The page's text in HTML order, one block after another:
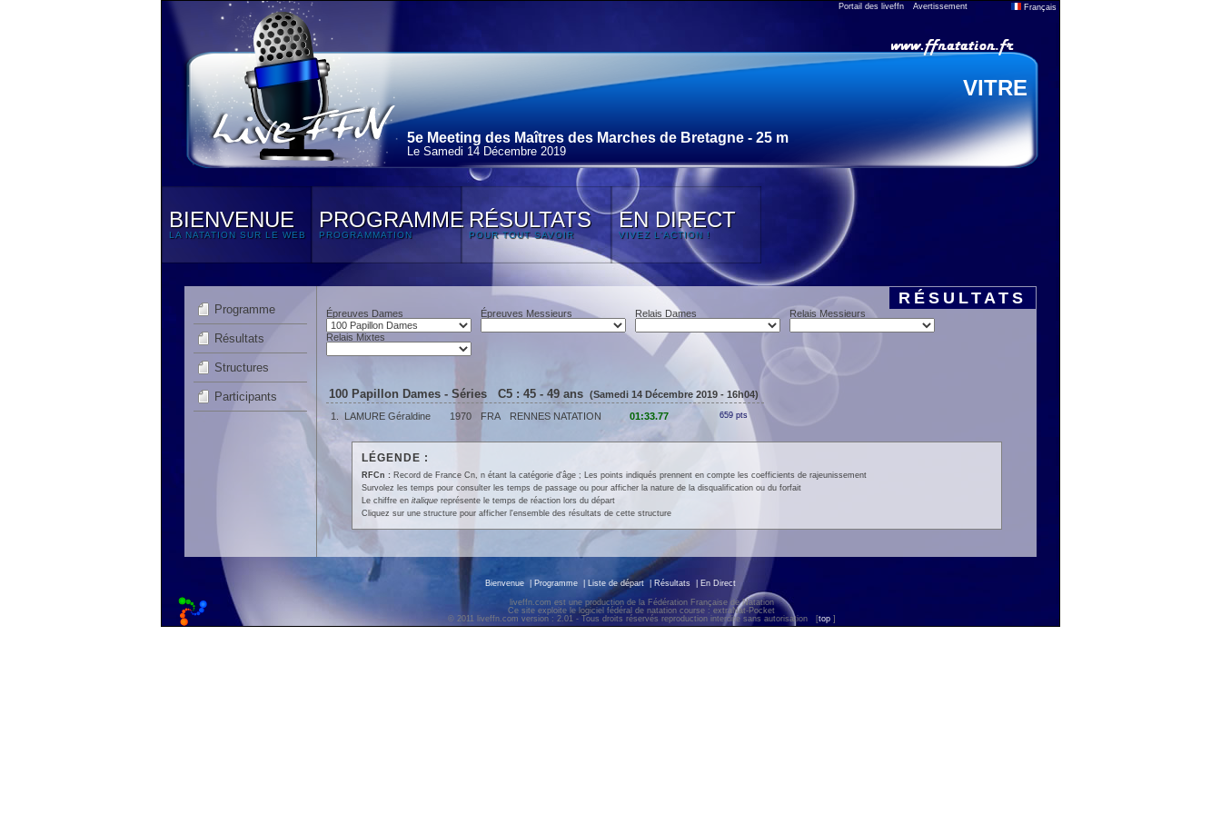
Portail des liveffn Avertissement Français
VITRE
5e Meeting des Maîtres des Marches de Bretagne - 25 m
Le Samedi 14 Décembre 2019
BIENVENUE
LA NATATION SUR LE WEB
PROGRAMME
PROGRAMMATION
RÉSULTATS
POUR TOUT SAVOIR
EN DIRECT
VIVEZ L'ACTION !
Programme
Résultats
Structures
Participants
RÉSULTATS
Épreuves Dames Épreuves Messieurs Relais Dames Relais Messieurs
Relais Mixtes
100 Papillon Dames - Séries C5 : 45 - 49 ans (Samedi 14 Décembre 2019 - 16h04)
1.
LAMURE Géraldine 1970 FRA RENNES NATATION 01:33.77 659 pts
LÉGENDE :
RFCn : Record de France Cn, n étant la catégorie d'âge ; Les points indiqués prennent en compte les coefficients de rajeunissement
Survolez les temps pour consulter les temps de passage ou pour afficher la nature de la disqualification ou du forfait
Le chiffre en italiquereprésente le temps de réaction lors du départ
Cliquez sur une structure pour afficher l'ensemble des résultats de cette structure
Bienvenue Programme Liste de départ Résultats En Direct
liveffn.com est une production de la Fédération Française de Natation
Ce site exploite le logiciel fédéral de natation course : extraNat-Pocket
© 2011 liveffn.com version : 2.01 - Tous droits réservés reproduction interdite sans autorisation
[top ]